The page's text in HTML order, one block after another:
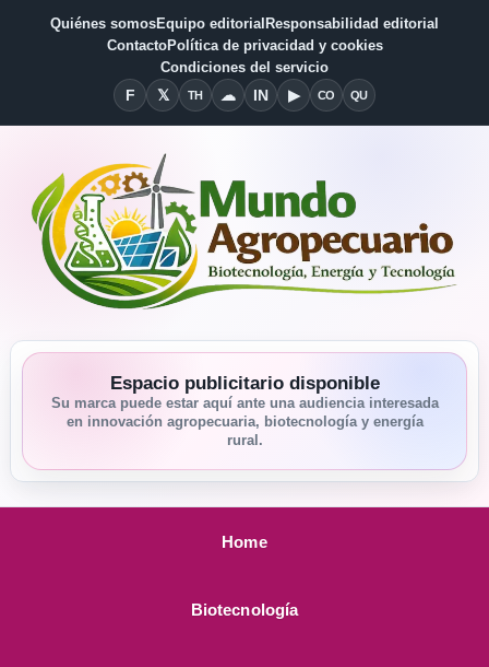
Quiénes somosEquipo editorial Responsabilidad editorial
ContactoPolítica de privacidad y cookies
Condiciones del servicio
FFacebook
𝕏
X THThreads
☁Bluesky
INLinkedin
▶YouTube
COCondiciones del Servicio
QUQuiénes somos
Espacio publicitario disponible
Su marca puede estar aquí ante una audiencia interesada
en innovación agropecuaria, biotecnología y energía
rural.
Home
Biotecnología